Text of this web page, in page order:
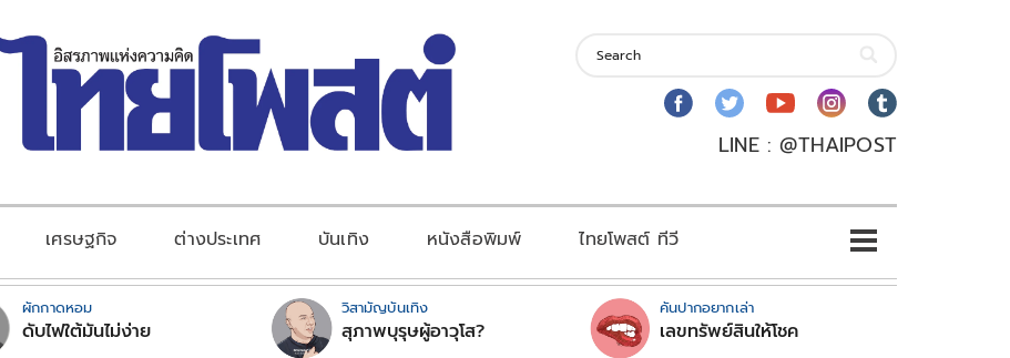
LINE : @THAIPOST
เศรษฐกิจ ต่างประเทศ บันเทิง หนังสือพิมพ์ ไทยโพสต์ ทีวี
ผักกาดหอม
ดับไฟใต้มันไม่ง่าย
วิสามัญบันเทิง
สุภาพบุรุษผู้อาวุโส?
คันปากอยากเล่า
เลขทรัพย์สินให้โชค